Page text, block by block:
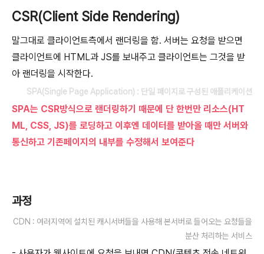
CSR(Client Side Rendering)
말그대로 클라이언트측에서 랜더링을 함. 서버는 요청을 받으면
클라이언트에 HTML과 JS를 보내주고 클라이언트는 그것을 받
아 랜더링을 시작한다.
SPA(Single Page Application) : 단일 페이지로 구성된 애플리케이션
SPA는 CSR방식으로 랜더링하기 때문에 단 한번만 리소스(HT
ML, CSS, JS)를 로딩하고 이후엔 데이터를 받아올 때만 서버와
통신하고 기존페이지의 내부를 수정해서 보여준다
과정
CDN : 여러지역에 설치된 캐시서버들을 사용해 본서버로 들어오는 요청들을
분산 처리하는 서비스